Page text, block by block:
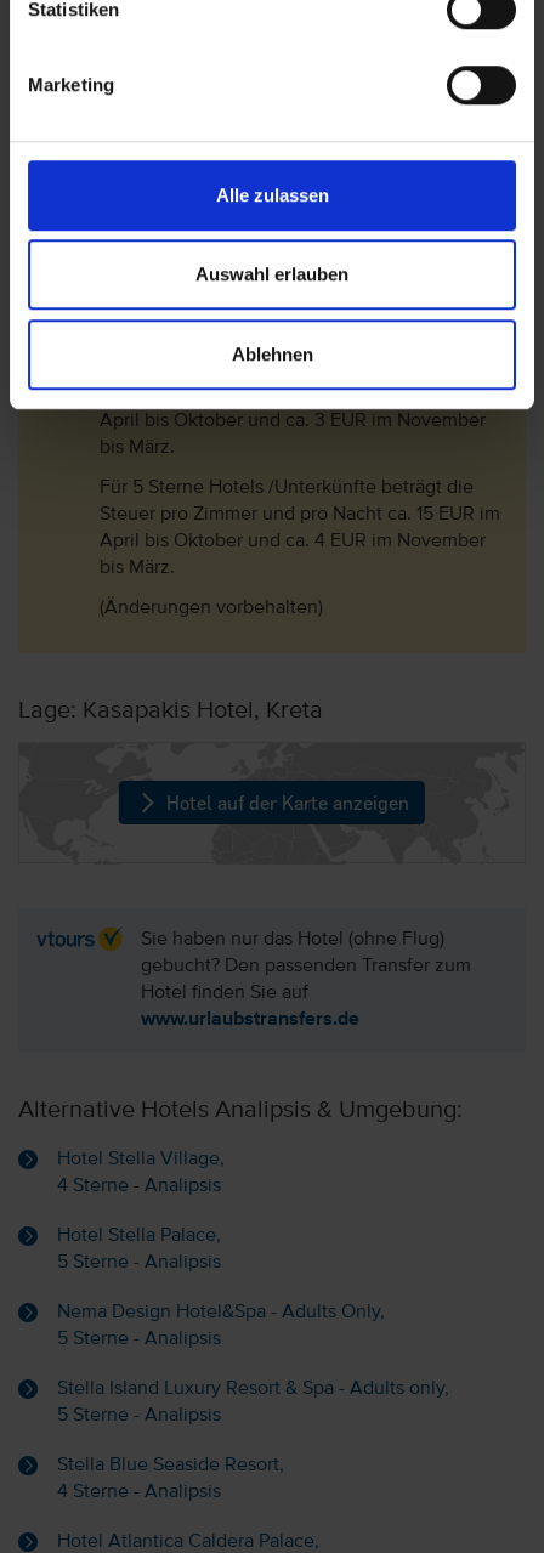
Statistiken
Marketing
Alle zulassen
Auswahl erlauben
Ablehnen
und dem Aufenthaltszeitraum:
im November bis März.
Für 3 Sterne Hotels /Unterkünfte beträgt die
Steuer pro Zimmer und pro Nacht ca. 5 EUR im
November bis März.
Für 4 Sterne Hotels /Unterkünfte beträgt die
Steuer pro Zimmer und pro Nacht ca. 10 EUR im
April bis Oktober und ca. 3 EUR im November
bis März.
Für 5 Sterne Hotels /Unterkünfte beträgt die
Steuer pro Zimmer und pro Nacht ca. 15 EUR im
April bis Oktober und ca. 4 EUR im November
bis März.
(Änderungen vorbehalten)
Lage: Kasapakis Hotel, Kreta
Hotel auf der Karte anzeigen
Sie haben nur das Hotel (ohne Flug)
gebucht? Den passenden Transfer zum
Hotel finden Sie auf
www.urlaubstransfers.de
Alternative Hotels Analipsis & Umgebung:
Hotel Stella Village,
4 Sterne - Analipsis
Hotel Stella Palace,
5 Sterne - Analipsis
Nema Design Hotel&Spa - Adults Only,
5 Sterne - Analipsis
Stella Island Luxury Resort & Spa - Adults only,
5 Sterne - Analipsis
Stella Blue Seaside Resort,
4 Sterne - Analipsis
Hotel Atlantica Caldera Palace,